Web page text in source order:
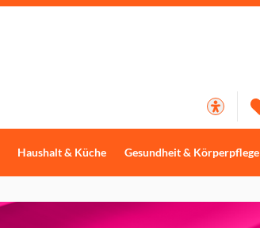
Haushalt & Küche Gesundheit & Körperpflege